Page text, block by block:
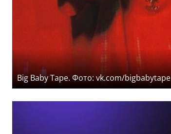
Big Baby Tape. Фото: vk.com/bigbabytape